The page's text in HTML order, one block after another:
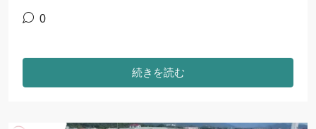
0
続きを読む